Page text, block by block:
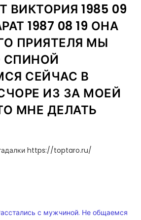
ВИКТОРИЯ 1985 09
1987 08 19 ОНА
ПРИЯТЕЛЯ МЫ
СПИНОЙ
СЕЙЧАС В
ИЗ ЗА МОЕЙ
МНЕ ДЕЛАТЬ
https://toptaro.ru/